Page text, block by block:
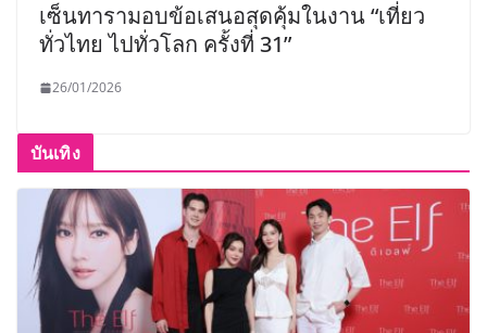
เซ็นทารามอบข้อเสนอสุดคุ้มในงาน “เที่ยว
ทั่วไทย ไปทั่วโลก ครั้งที่ 31”
26/01/2026
บันเทิง